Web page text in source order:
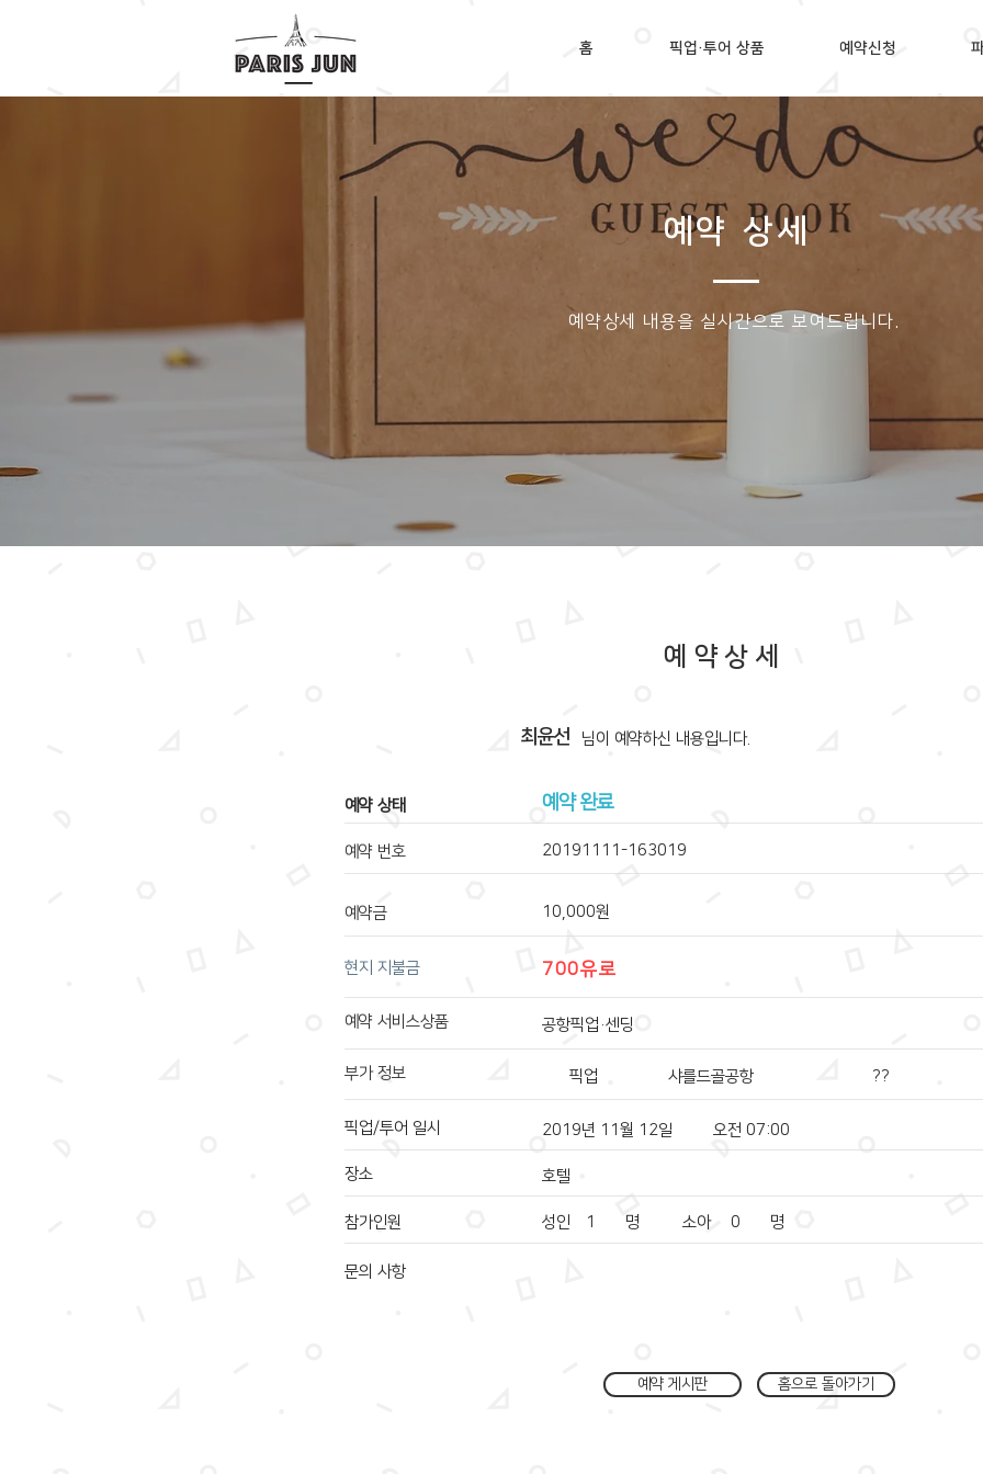
홈 픽업·투어 상품 예약신청
예약 상세
​예약상세 내용을 실시간으로 보여드립니다.
예약상세
최윤선 ​님이 예약하신 내용입니다.
예약금
참가인원
문의 사항
2019년 11월 12일 오전 07:00
​예약 상태
픽업/투어 일시
700유로
​현지 지불금
예약 번호 20191111-163019
예약 서비스상품 공항픽업·센딩
픽업
부가 정보
장소
예약 완료
호텔
성인 1 명 소아 0 명
??
샤를드골공항
10,000원
예약 게시판 홈으로 돌아가기